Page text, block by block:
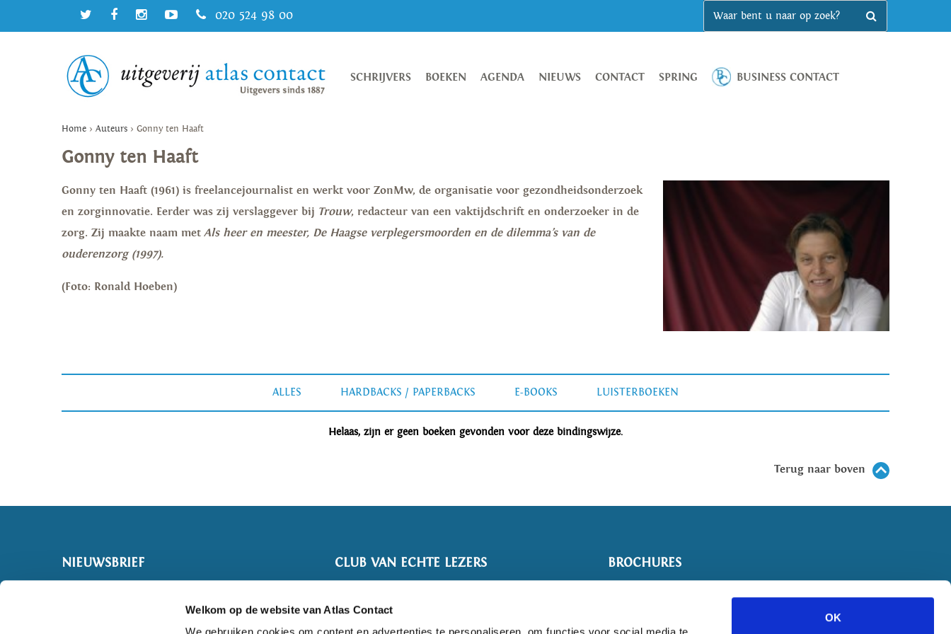
Welkom op de website van Atlas Contact
OK
020 524 98 00
SCHRIJVERS BOEKEN AGENDA NIEUWS CONTACT SPRING BUSINESS CONTACT
Home > Auteurs > Gonny ten Haaft
Gonny ten Haaft
Gonny ten Haaft (1961) is freelancejournalist en werkt voor ZonMw, de organisatie voor gezondheidsonderzoek
en zorginnovatie. Eerder was zij verslaggever bij Trouw, redacteur van een vaktijdschrift en onderzoeker in de
zorg. Zij maakte naam met Als heer en meester, De Haagse verplegersmoorden en de dilemma’s van de
ouderenzorg (1997).
(Foto: Ronald Hoeben)
ALLES HARDBACKS / PAPERBACKS E-BOOKS LUISTERBOEKEN
Helaas, zijn er geen boeken gevonden voor deze bindingswijze.
Terug naar boven
NIEUWSBRIEF CLUB VAN ECHTE LEZERS BROCHURES